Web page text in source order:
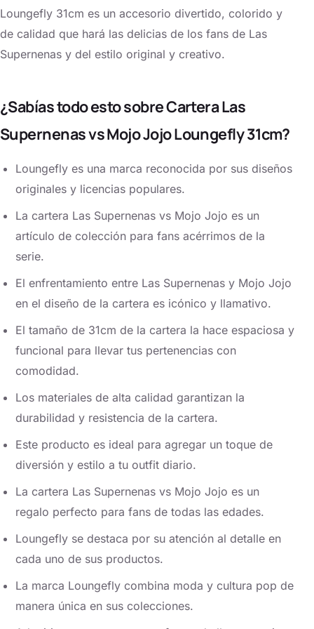
Loungefly 31cm es un accesorio divertido, colorido y
de calidad que hará las delicias de los fans de Las
Supernenas y del estilo original y creativo.
¿Sabías todo esto sobre Cartera Las
Supernenas vs Mojo Jojo Loungefly 31cm?
Loungefly es una marca reconocida por sus diseños
originales y licencias populares.
La cartera Las Supernenas vs Mojo Jojo es un
artículo de colección para fans acérrimos de la
serie.
El enfrentamiento entre Las Supernenas y Mojo Jojo
en el diseño de la cartera es icónico y llamativo.
El tamaño de 31cm de la cartera la hace espaciosa y
funcional para llevar tus pertenencias con
comodidad.
Los materiales de alta calidad garantizan la
durabilidad y resistencia de la cartera.
Este producto es ideal para agregar un toque de
diversión y estilo a tu outfit diario.
La cartera Las Supernenas vs Mojo Jojo es un
regalo perfecto para fans de todas las edades.
Loungefly se destaca por su atención al detalle en
cada uno de sus productos.
La marca Loungefly combina moda y cultura pop de
manera única en sus colecciones.